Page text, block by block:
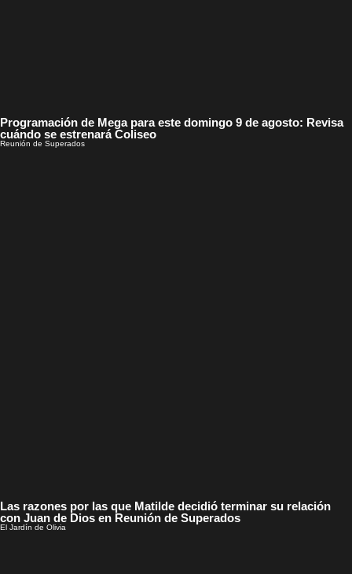
Programación de Mega para este domingo 9 de agosto: Revisa
cuándo se estrenará Coliseo
Reunión de Superados
Las razones por las que Matilde decidió terminar su relación
con Juan de Dios en Reunión de Superados
El Jardín de Olivia